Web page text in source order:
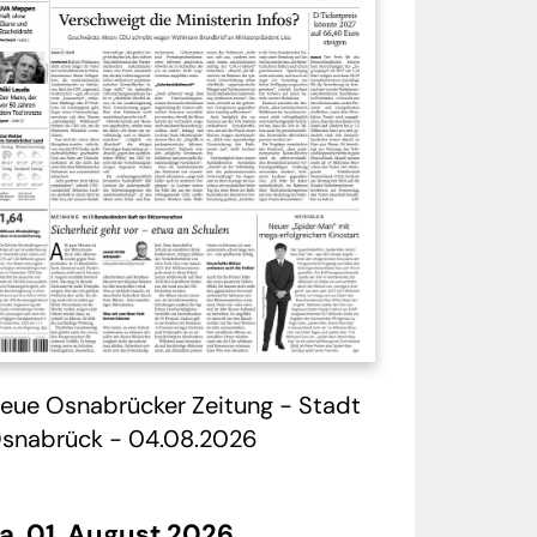
- 29/26 Tag 7 - 12.07.2026
04/26 Tag 7 - 05.07.2026
Osnabrücker Zeitung - Stadt
- 04.08.2026